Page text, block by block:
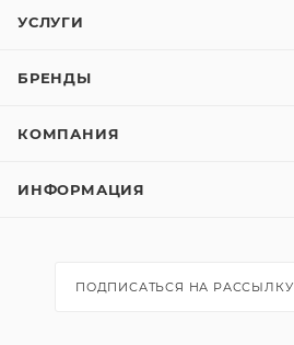
УСЛУГИ
БРЕНДЫ
КОМПАНИЯ
ИНФОРМАЦИЯ
ПОДПИСАТЬСЯ НА РАССЫЛКУ